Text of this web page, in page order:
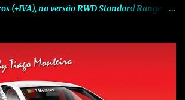
(+IVA), na versão RWD Standard Range.
em que a indústria automóvel evolui da
na potência para a mobilidade baseada na
como um fastback preparado para o
Inteligência Artificial (IA), o novo XPENG